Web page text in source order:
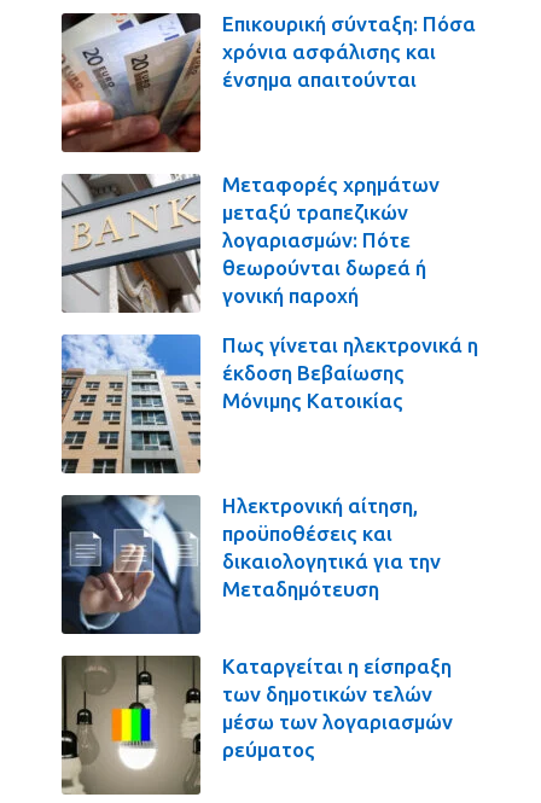
Επικουρική σύνταξη: Πόσα
χρόνια ασφάλισης και
ένσημα απαιτούνται
Μεταφορές χρημάτων
μεταξύ τραπεζικών
λογαριασμών: Πότε
θεωρούνται δωρεά ή
γονική παροχή
Πως γίνεται ηλεκτρονικά η
έκδοση Βεβαίωσης
Μόνιμης Κατοικίας
Ηλεκτρονική αίτηση,
προϋποθέσεις και
δικαιολογητικά για την
Μεταδημότευση
Καταργείται η είσπραξη
των δημοτικών τελών
μέσω των λογαριασμών
ρεύματος